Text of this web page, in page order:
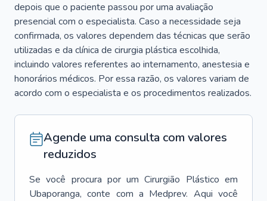
depois que o paciente passou por uma avaliação
presencial com o especialista. Caso a necessidade seja
confirmada, os valores dependem das técnicas que serão
utilizadas e da clínica de cirurgia plástica escolhida,
incluindo valores referentes ao internamento, anestesia e
honorários médicos. Por essa razão, os valores variam de
acordo com o especialista e os procedimentos realizados.
Agende uma consulta com valores
reduzidos
Se você procura por um Cirurgião Plástico em
Ubaporanga, conte com a Medprev. Aqui você